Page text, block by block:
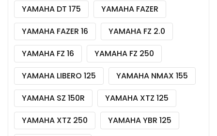
YAMAHA DT 175
YAMAHA FAZER
YAMAHA FAZER 16
YAMAHA FZ 2.0
YAMAHA FZ 16
YAMAHA FZ 250
YAMAHA LIBERO 125
YAMAHA NMAX 155
YAMAHA SZ 150R
YAMAHA XTZ 125
YAMAHA XTZ 250
YAMAHA YBR 125